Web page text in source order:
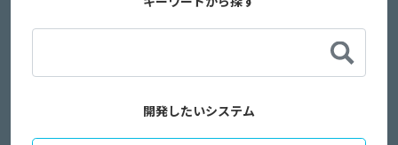
開発したいシステム